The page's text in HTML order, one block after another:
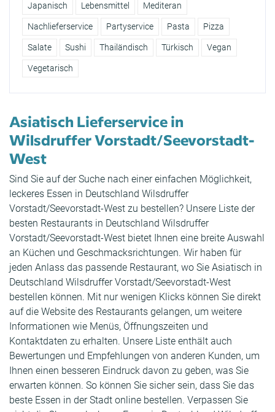
Japanisch Lebensmittel Mediteran
Nachlieferservice Partyservice Pasta Pizza
Salate Sushi Thailändisch Türkisch Vegan
Vegetarisch
Asiatisch Lieferservice in
Wilsdruffer Vorstadt/Seevorstadt-
West
Sind Sie auf der Suche nach einer einfachen Möglichkeit,
leckeres Essen in Deutschland Wilsdruffer
Vorstadt/Seevorstadt-West zu bestellen? Unsere Liste der
besten Restaurants in Deutschland Wilsdruffer
Vorstadt/Seevorstadt-West bietet Ihnen eine breite Auswahl
an Küchen und Geschmacksrichtungen. Wir haben für
jeden Anlass das passende Restaurant, wo Sie Asiatisch in
Deutschland Wilsdruffer Vorstadt/Seevorstadt-West
bestellen können. Mit nur wenigen Klicks können Sie direkt
auf die Website des Restaurants gelangen, um weitere
Informationen wie Menüs, Öffnungszeiten und
Kontaktdaten zu erhalten. Unsere Liste enthält auch
Bewertungen und Empfehlungen von anderen Kunden, um
Ihnen einen besseren Eindruck davon zu geben, was Sie
erwarten können. So können Sie sicher sein, dass Sie das
beste Essen in der Stadt online bestellen. Verpassen Sie